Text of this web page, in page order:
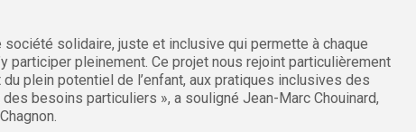
solidaire, juste et inclusive qui permette à chaque
participer pleinement. Ce projet nous rejoint particulièrement
plein potentiel de l’enfant, aux pratiques inclusives des
besoins particuliers », a souligné Jean-Marc Chouinard,